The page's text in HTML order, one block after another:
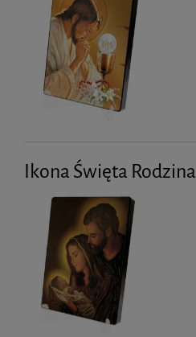
Ikona Święta Rodzina